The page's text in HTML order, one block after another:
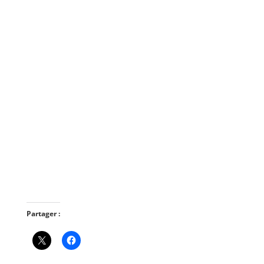
Partager :